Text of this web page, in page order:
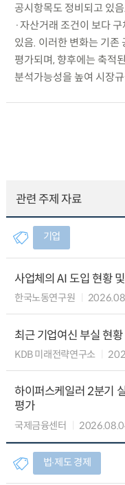
공시항목도 정비되고 있
·자산거래 조건이 보다
있음. 이러한 변화는 기존
평가되며, 향후에는 축적
분석가능성을 높여 시장
관련 주제 자료
기업
사업체의 AI 도입 현황
한국노동연구원
최근 기업여신 부실 현황
KDB 미래전략연구소
하이퍼스케일러 2분기
평가
국제금융센터
법∙제도 경제